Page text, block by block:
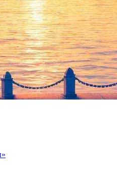
фестиваля
2014, воскресенье